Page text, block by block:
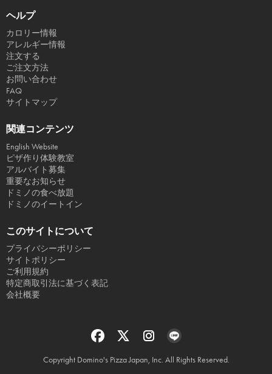
ヘルプ
カロリー情報
アレルギー情報
注文する
ご注文方法
お問い合わせ
FAQ
サイトマップ
関連コンテンツ
English Website
ピザ作り体験教室
アルバイト募集
重要なお知らせ
ドミノの食べ放題
ドミノのイートイン
このサイトについて
プライバシーポリシー
サイトポリシー
ご利用規約
特定商取引法に基づく表記
会社概要
Copyright Domino's Pizza Japan, Inc. All Rights Reserved.